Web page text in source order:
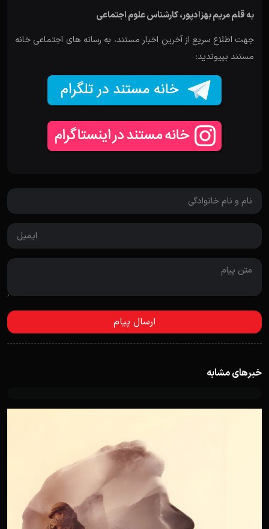
به قلم مریم بهزادپور، کارشناس علوم اجتماعی
جهت اطلاع سریع از آخرین اخبار مستند، به رسانه های اجتماعی خانه
مستند بپیوندید:
خبرهای مشابه